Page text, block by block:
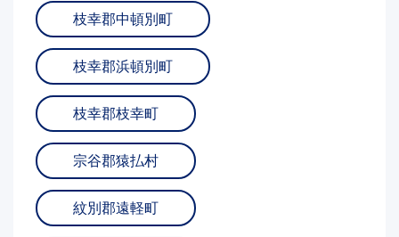
枝幸郡中頓別町
枝幸郡浜頓別町
枝幸郡枝幸町
宗谷郡猿払村
紋別郡遠軽町